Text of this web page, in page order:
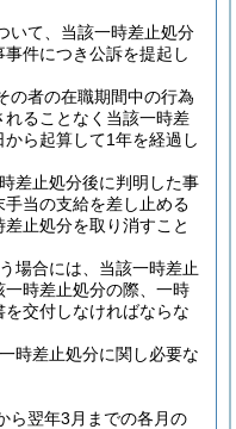
いて、当該一時差止処分
件につき公訴を提起し
の者の在職期間中の行為
ることなく当該一時差
ら起算して1年を経過し
差止処分後に判明した事
当の支給を差し止める
止処分を取り消すこと
場合には、当該一時差止
時差止処分の際、一時
交付しなければならな
時差止処分に関し必要な
ら翌年3月までの各月の